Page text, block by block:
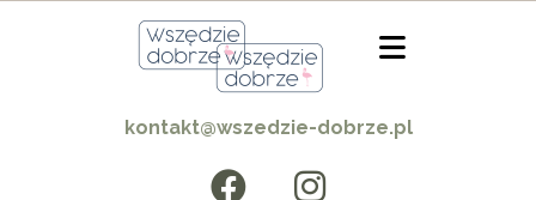
kontakt@wszedzie-dobrze.pl